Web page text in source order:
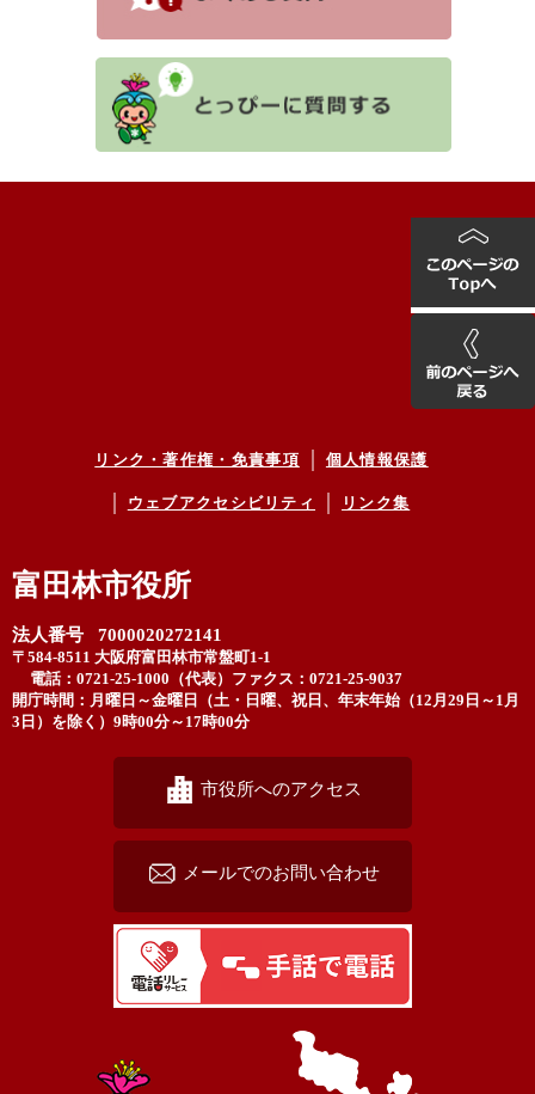
リンク・著作権・免責事項 個人情報保護
ウェブアクセシビリティ リンク集
富田林市役所
法人番号 7000020272141
〒584-8511 大阪府富田林市常盤町1-1
電話：0721-25-1000（代表） ファクス：0721-25-9037
開庁時間：月曜日～金曜日（土・日曜、祝日、年末年始（12月29日～1月
3日）を除く）9時00分～17時00分
市役所へのアクセス
メールでのお問い合わせ